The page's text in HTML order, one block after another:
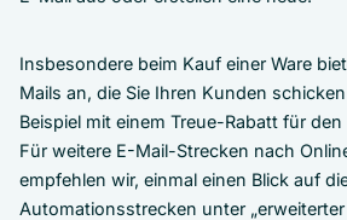
Insbesondere beim Kauf einer Ware
Mails an, die Sie Ihren Kunden
Beispiel mit einem Treue-Rabatt für
Für weitere E-Mail-Strecken nach
empfehlen wir, einmal einen Blick auf
Automationsstrecken unter